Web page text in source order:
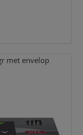
met envelop